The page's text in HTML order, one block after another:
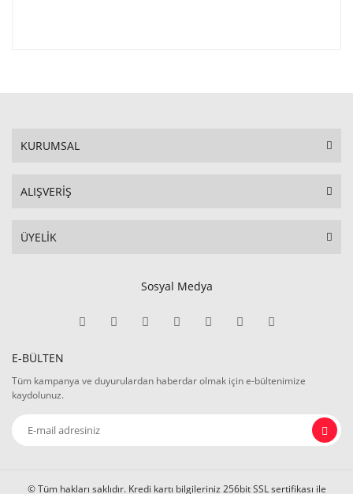
KURUMSAL
ALIŞVERİŞ
ÜYELİK
Sosyal Medya
E-BÜLTEN
Tüm kampanya ve duyurulardan haberdar olmak için e-bültenimize
kaydolunuz.
© Tüm hakları saklıdır. Kredi kartı bilgileriniz 256bit SSL sertifikası ile